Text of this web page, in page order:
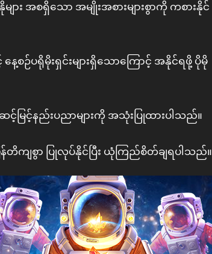
နိုများ အစရှိသော အမျိုးအစားများစွာကို ကစားနိုင်
ပရိုမိုးရှင်းများရှိသောကြောင့် အနိုင်ရဖို့ ပိုမို
ြင့်နည်းပညာများကို အသုံးပြုထားပါသည်။
တိကျစွာ ပြုလုပ်နိုင်ပြီး ယုံကြည်စိတ်ချရပါသည်။